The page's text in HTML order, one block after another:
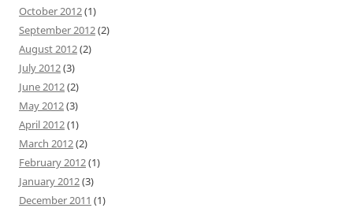
October 2012(1)
September 2012(2)
August 2012(2)
July 2012(3)
June 2012(2)
May 2012(3)
April 2012(1)
March 2012(2)
February 2012(1)
January 2012(3)
December 2011 (1)